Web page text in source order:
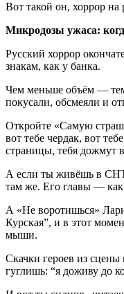
Вот такой он, хоррор на
Микродозы ужаса:
Русский хоррор
знакам, как у банка.
Чем меньше объём — тем
покусали, обсмеяли и
Откройте «Самую
вот тебе чердак, вот
страницы, тебя дожмут
А если ты живёшь в СНТ
там же. Его главы — как
А «Не воротишься»
Курская”, и в этот
мыши.
Скачки героев из
гуглишь: “я доживу до